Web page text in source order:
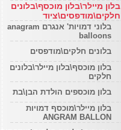
בלון מיילר\בלון מוכסף\בלונים
חלקים\מודפסים\ציוד
בלוני דמויות' אנגרם anagram
balloons
בלונים חלקים\מודפסים
בלון מוכסף\בלון מיילר\בלונים
חלקים
בלון מוכספים הולדת הבן\בת
בלון מיילר\מוכסף דמויות
ANGRAM BALLON